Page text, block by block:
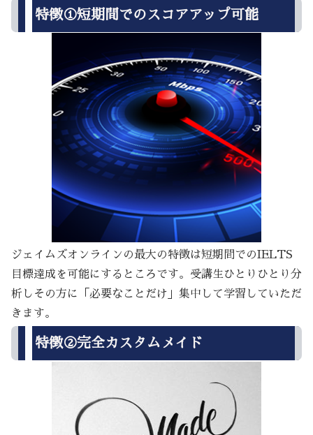
特徴①短期間でのスコアアップ可能
ジェイムズオンラインの最大の特徴は短期間でのIELTS
目標達成を可能にするところです。受講生ひとりひとり分
析しその方に「必要なことだけ」集中して学習していただ
きます。
特徴②完全カスタムメイド